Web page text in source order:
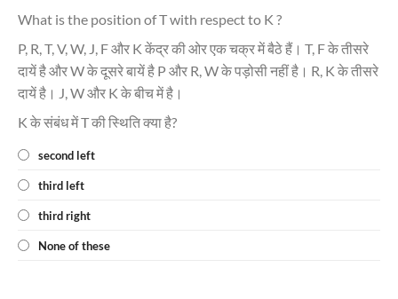
What is the position of T with respect to K ?
P, R, T, V, W, J, F और K केंद्र की ओर एक चक्र में बैठे हैं। T, F के तीसरे
दायें है और W के दूसरे बायें है P और R, W के पड़ोसी नहीं है। R, K के तीसरे
दायें है। J, W और K के बीच में है।
K के संबंध में T की स्थिति क्या है?
second left
third left
third right
None of these